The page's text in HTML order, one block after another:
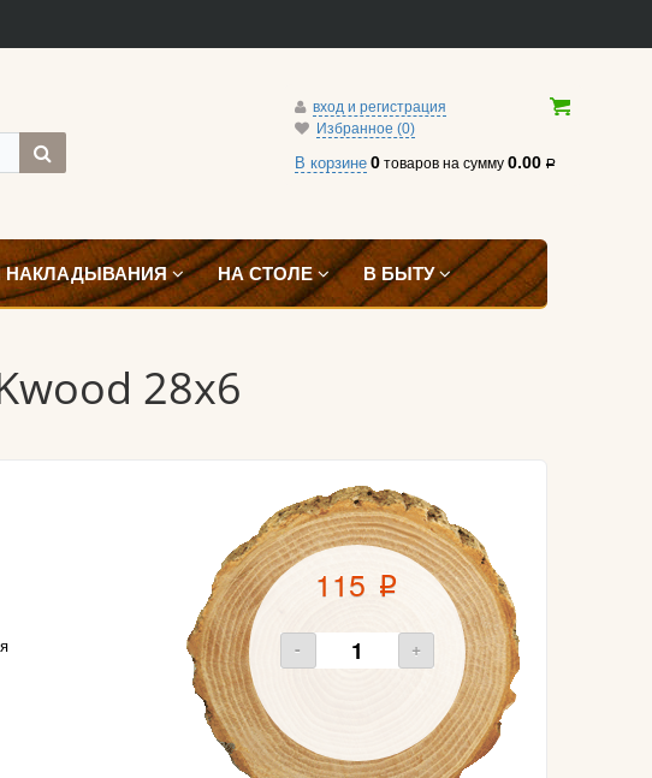
вход и регистрация
Избранное (0)
В корзине 0 товаров на сумму 0.00 Р
НАКЛАДЫВАНИЯ НА СТОЛЕ В БЫТУ
28x6
115 p
- +